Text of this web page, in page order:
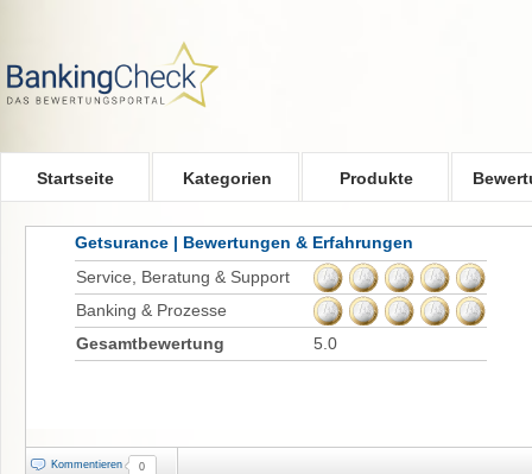
Startseite Kategorien Produkte
Getsurance | Bewertungen & Erfahrungen
Service, Beratung & Support
Banking & Prozesse
Gesamtbewertung
5.0
Kommentieren 0